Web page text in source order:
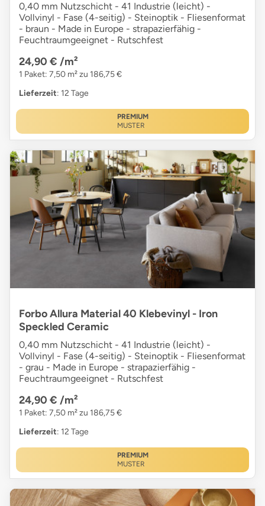
0,40 mm Nutzschicht - 41 Industrie (leicht) -
Vollvinyl - Fase (4-seitig) - Steinoptik - Fliesenformat
- braun - Made in Europe - strapazierfähig -
Feuchtraumgeeignet - Rutschfest
24,90 € /m²
1 Paket: 7,50 m² zu 186,75 €
Lieferzeit: 12 Tage
PREMIUM
MUSTER
Forbo Allura Material 40 Klebevinyl - Iron
Speckled Ceramic
0,40 mm Nutzschicht - 41 Industrie (leicht) -
Vollvinyl - Fase (4-seitig) - Steinoptik - Fliesenformat
- grau - Made in Europe - strapazierfähig -
Feuchtraumgeeignet - Rutschfest
24,90 € /m²
1 Paket: 7,50 m² zu 186,75 €
Lieferzeit: 12 Tage
PREMIUM
MUSTER